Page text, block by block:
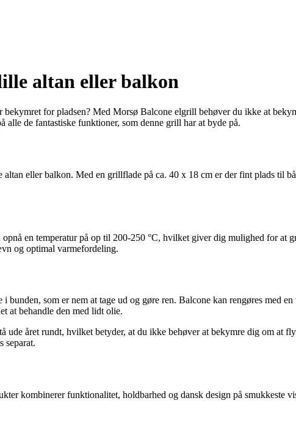
altan eller balkon
for pladsen? Med Morsø Balcone elgrill behøver du ikke at
alle de fantastiske funktioner, som denne grill har at byde på.
eller balkon. Med en grillflade på ca. 40 x 18 cm er der fint plads til
en temperatur på op til 200-250 °C, hvilket giver dig mulighed for at
og optimal varmefordeling.
som er nem at tage ud og gøre ren. Balcone kan rengøres med
at behandle den med lidt olie.
året rundt, hvilket betyder, at du ikke behøver at bekymre dig om at
separat.
kombinerer funktionalitet, holdbarhed og dansk design på smukkeste